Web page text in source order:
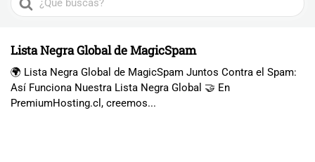
For
Lista Negra Global de MagicSpam
🌍 Lista Negra Global de MagicSpam Juntos Contra el Spam:
Así Funciona Nuestra Lista Negra Global 🤝 En
PremiumHosting.cl, creemos...